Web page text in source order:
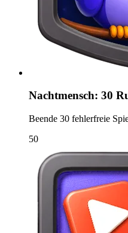
Nachtmensch: 30
Beende 30 fehlerfreie
50